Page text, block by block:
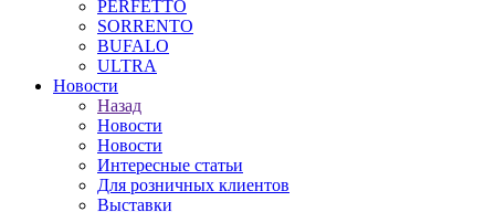
PERFETTO
SORRENTO
BUFALO
ULTRA
Новости
Назад
Новости
Новости
Интересные статьи
Для розничных клиентов
Выставки